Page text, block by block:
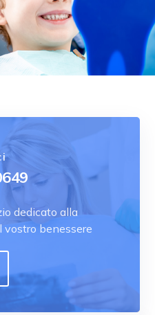
dedicato alla
vostro benessere